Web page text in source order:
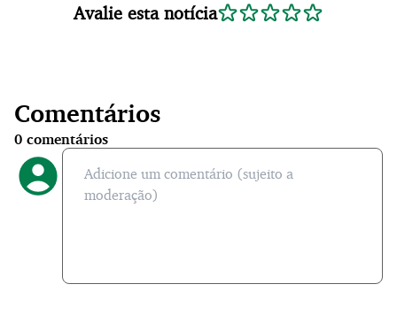
Avalie esta notícia
Comentários
0 comentários